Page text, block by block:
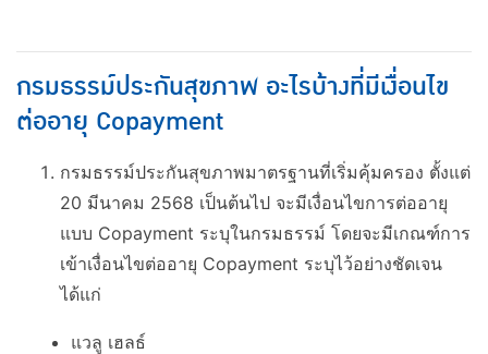
กรมธรรม์ประกันสุขภาพ อะไรบ้างที่มีเงื่อนไข
ต่ออายุ Copayment
กรมธรรม์ประกันสุขภาพมาตรฐานที่เริ่มคุ้มครอง ตั้งแต่
20 มีนาคม 2568 เป็นต้นไป จะมีเงื่อนไขการต่ออายุ
แบบ Copayment ระบุในกรมธรรม์ โดยจะมีเกณฑ์การ
เข้าเงื่อนไขต่ออายุ Copayment ระบุไว้อย่างชัดเจน
ได้แก่
แวลู เฮลธ์